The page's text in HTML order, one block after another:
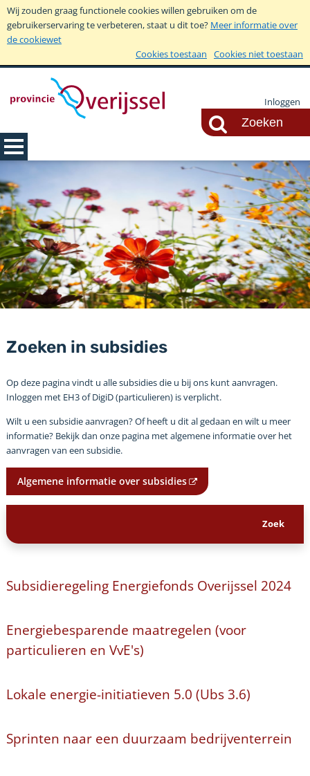
Wij zouden graag functionele cookies willen gebruiken om de
gebruikerservaring te verbeteren, staat u dit toe? Meer informatie over
de cookiewet
Cookies toestaan
Cookies niet toestaan
Inloggen
Zoeken in subsidies
Op deze pagina vindt u alle subsidies die u bij ons kunt aanvragen.
Inloggen met EH3 of DigiD (particulieren) is verplicht.
Wilt u een subsidie aanvragen? Of heeft u dit al gedaan en wilt u meer
informatie? Bekijk dan onze pagina met algemene informatie over het
aanvragen van een subsidie.
Algemene informatie over subsidies
Subsidieregeling Energiefonds Overijssel 2024
Energiebesparende maatregelen (voor
particulieren en VvE's)
Lokale energie-initiatieven 5.0 (Ubs 3.6)
Sprinten naar een duurzaam bedrijventerrein